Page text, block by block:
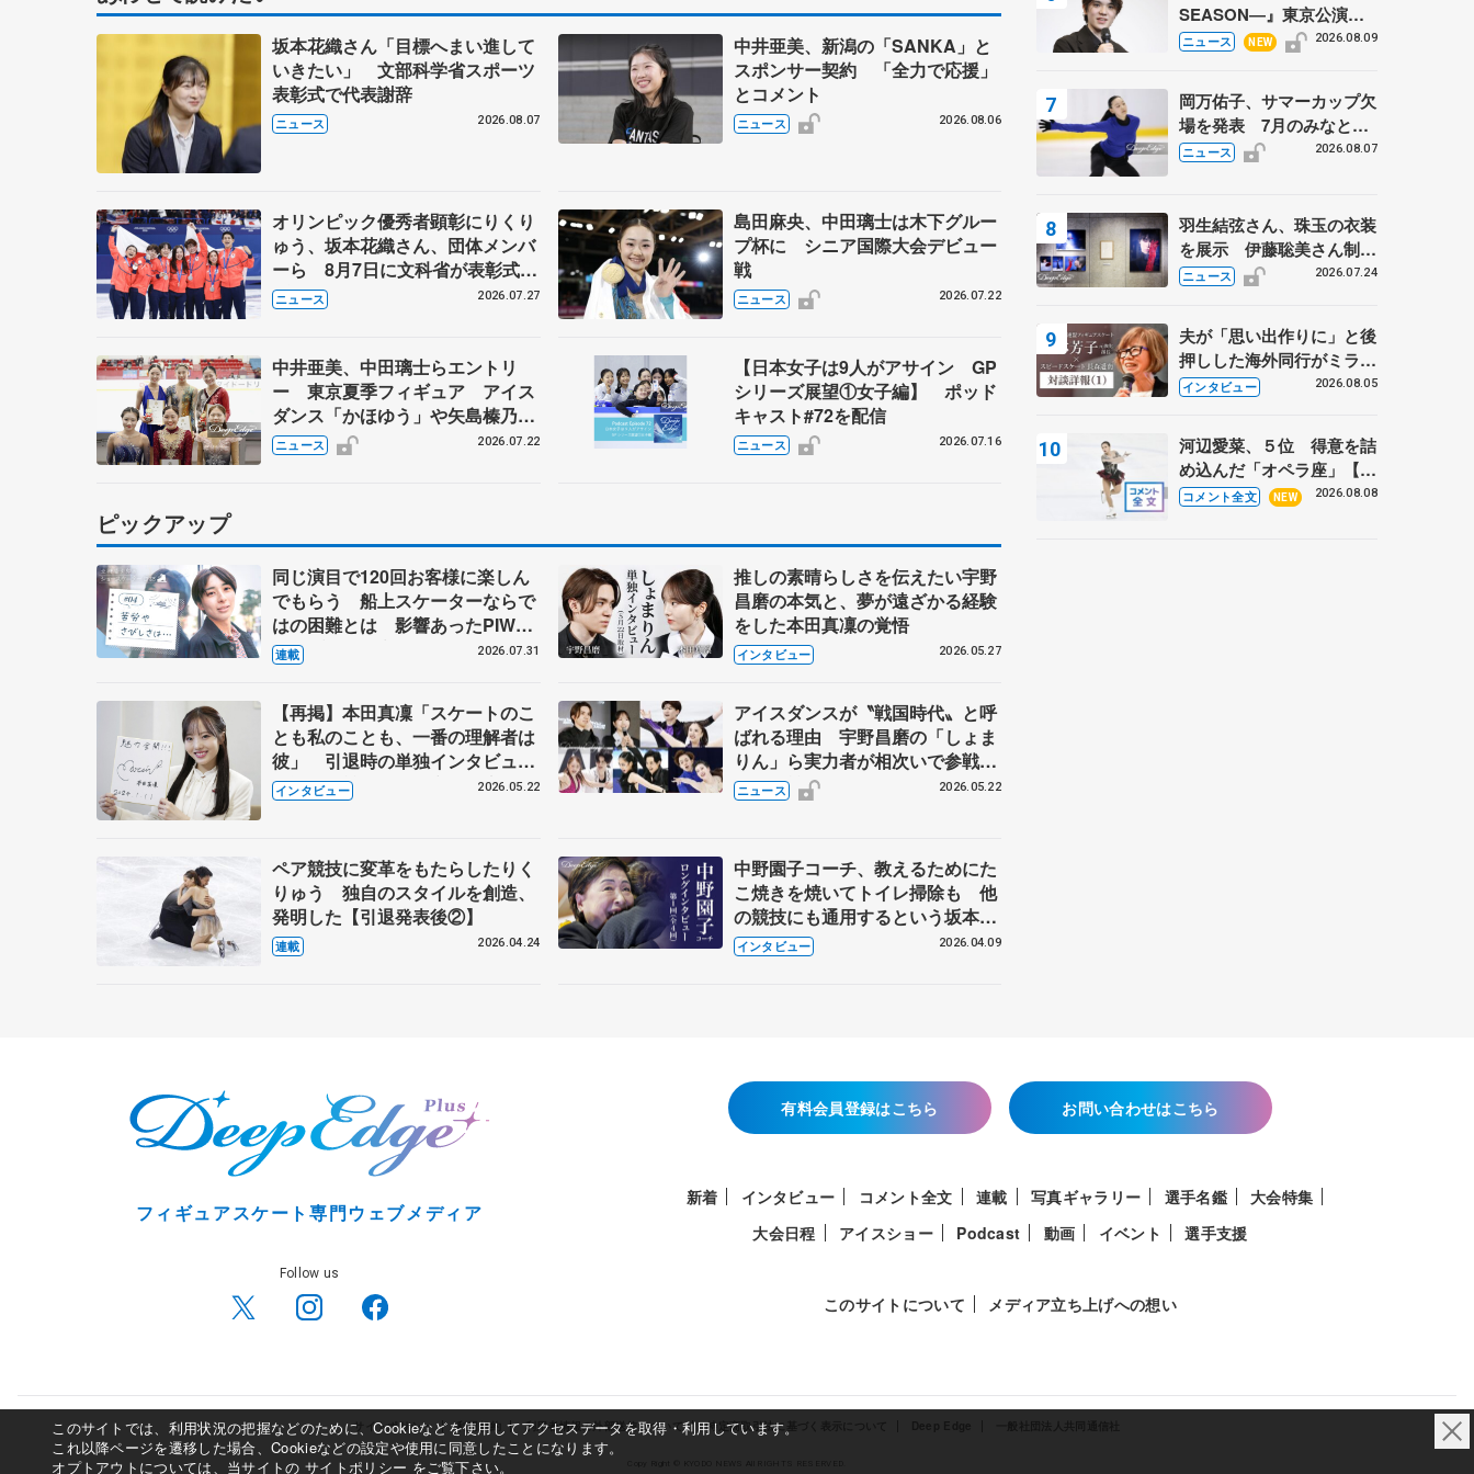
坂本花織さん「目標へまい進して
いきたい」 文部科学省スポーツ
表彰式で代表謝辞
ニュース 2026.08.07
中井亜美、新潟の「SANKA」と
スポンサー契約 「全力で応援」
とコメント
ニュース 2026.08.06
オリンピック優秀者顕彰にりくり
ゅう、坂本花織さん、団体メンバ
ーら 8月7日に文科省が表彰式、
ブルーノ・マルコット、中野園子
らコーチも
ニュース 2026.07.27
島田麻央、中田璃士は木下グルー
プ杯に シニア国際大会デビュー
戦
ニュース 2026.07.22
中井亜美、中田璃士らエントリ
ー 東京夏季フィギュア アイス
ダンス「かほゆう」や矢島榛乃、
北村凌大組も
ニュース 2026.07.22
【日本女子は9人がアサイン GP
シリーズ展望①女子編】 ポッド
キャスト#72を配信
ニュース 2026.07.16
ピックアップ
同じ演目で120回お客様に楽しん
でもらう 船上スケーターならで
はの困難とは 影響あったPIW前
キャプテン松永さんの存在
連載 2026.07.31
推しの素晴らしさを伝えたい宇野
昌磨の本気と、夢が遠ざかる経験
をした本田真凜の覚悟
インタビュー 2026.05.27
【再掲】本田真凜「スケートのこ
とも私のことも、一番の理解者は
彼」 引退時の単独インタビュー
で語った競技人生や家族、恋人、
これからの夢…
インタビュー 2026.05.22
アイスダンスが〝戦国時代〟と呼
ばれる理由 宇野昌磨の「しょま
りん」ら実力者が相次いで参戦
国内の競争激化
ニュース 2026.05.22
ペア競技に変革をもたらしたりく
りゅう 独自のスタイルを創造、
発明した【引退発表後②】
連載 2026.04.24
中野園子コーチ、教えるためにた
こ焼きを焼いてトイレ掃除も 他
の競技にも通用するという坂本花
織の筋肉
インタビュー 2026.04.09
SEASON―』東京公演が
開幕、宇野昌磨の『Ice
る記事 5選
ニュース NEW 2026.08.09
岡万佑子、サマーカップ欠
場を発表 7月のみなとア
クルス杯は腰痛の影響で
ニュース 2026.08.07
羽生結弦さん、珠玉の衣装
を展示 伊藤聡美さん制作
の一点もの、矢口亨さんが
ニュース 2026.07.24
夫が「思い出作りに」と後
押しした海外同行がミラノ
まで… 繁華街のリンクで
に 小林芳子さんが振り返
るスケート人生
インタビュー 2026.08.05
河辺愛菜、５位 得意を詰
め込んだ「オペラ座」【み
なとアクルス杯フリー】
コメント全文 NEW 2026.08.08
フィギュアスケート専門ウェブメディア
Follow us
有料会員登録はこちら お問い合わせはこちら
新着 インタビュー コメント全文 連載 写真ギャラリー 選手名鑑
大会特集
大会日程
アイスショー Podcast 動画 イベント 選手支援
このサイトについて メディア立ち上げへの想い
サイトポリシー 利用規約 利用者情報の外部送信について 特定商取引法に基づく表示について
このサイトでは、利用状況の把握などのために、Cookieなどを使用してアクセスデータを取得・利用しています。
これ以降ページを遷移した場合、Cookieなどの設定や使用に同意したことになります。
オプトアウトについては、当サイトの サイトポリシー をご覧下さい。